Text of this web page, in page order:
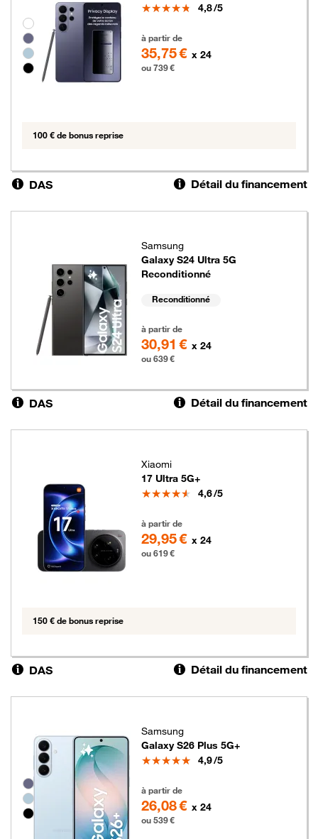
Groupe de couleurs disponibles non sélectionnables
Note
4,8/5
à partir de
35,75 € x 24
ou 739 €
100 € de bonus reprise
DAS Détail du financement
Samsung
Galaxy S24 Ultra 5G
Reconditionné
Reconditionné
à partir de
30,91 € x 24
ou 639 €
DAS Détail du financement
Xiaomi
17 Ultra 5G+
Note
4,6/5
à partir de
29,95 € x 24
ou 619 €
150 € de bonus reprise
DAS Détail du financement
Groupe de couleurs disponibles non sélectionnables
Samsung
Galaxy S26 Plus 5G+
Note
4,9/5
à partir de
26,08 € x 24
ou 539 €